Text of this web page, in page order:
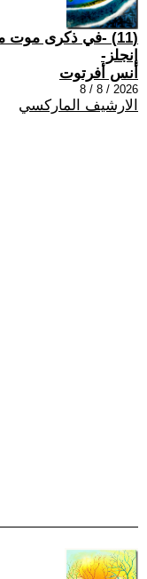
(11) -في ذكرى موت
إنجلز-
أنس أفرتوت
2026 / 8 / 8
الارشيف الماركسي